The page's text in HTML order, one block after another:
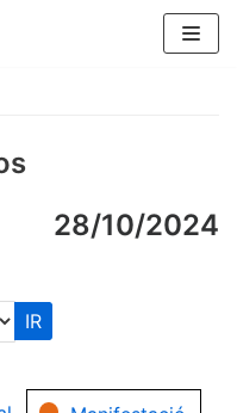
28/10/2024